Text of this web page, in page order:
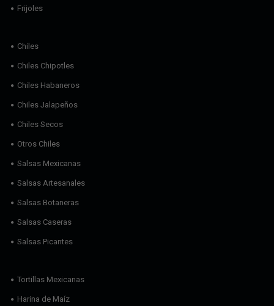
Frijoles
Chiles
Chiles Chipotles
Chiles Habaneros
Chiles Jalapeños
Chiles Secos
Otros Chiles
Salsas Mexicanas
Salsas Artesanales
Salsas Botaneras
Salsas Caseras
Salsas Picantes
Tortillas Mexicanas
Harina de Maíz